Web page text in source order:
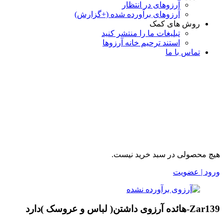
آرزوهای در انتظار
آرزوهای برآورده شده (+گزارش)
روش های کمک
تبلیغات ما را منتشر کنید
استند ترحیم خانه آرزوها
تماس با ما
هیچ محصولی در سبد خرید نیست.
ورود | عضویت
Zar139-هائده آرزوی داشتن( لباس و عروسک )دارد